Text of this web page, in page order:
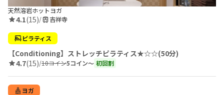
天然溶岩ホットヨガ
4.1(15)/ 吉祥寺
ピラティス
【Conditioning】ストレッチピラティス★☆☆(50分)
4.7(15)/10コイン5コイン〜 初回割
ヨガ